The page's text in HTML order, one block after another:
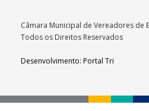
Câmara Municipal de Vereadores de
Todos os Direitos Reservados
Desenvolvimento: Portal Tri